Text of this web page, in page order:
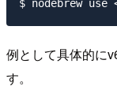
例として具体的に
す。